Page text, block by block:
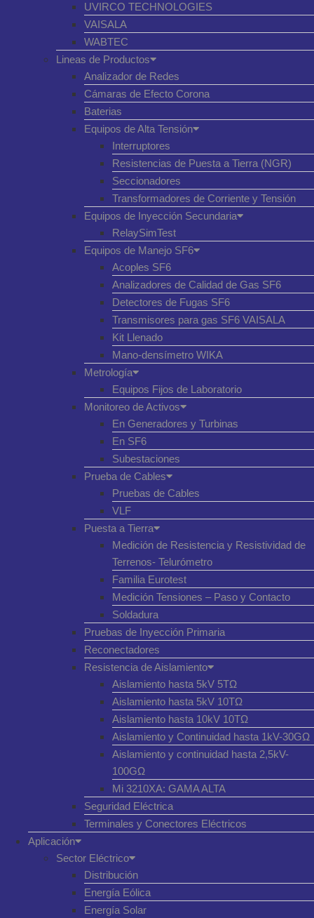
UVIRCO TECHNOLOGIES
VAISALA
WABTEC
Lineas de Productos
Analizador de Redes
Cámaras de Efecto Corona
Baterias
Equipos de Alta Tensión
Interruptores
Resistencias de Puesta a Tierra (NGR)
Seccionadores
Transformadores de Corriente y Tensión
Equipos de Inyección Secundaria
RelaySimTest
Equipos de Manejo SF6
Acoples SF6
Analizadores de Calidad de Gas SF6
Detectores de Fugas SF6
Transmisores para gas SF6 VAISALA
Kit Llenado
Mano-densímetro WIKA
Metrología
Equipos Fijos de Laboratorio
Monitoreo de Activos
En Generadores y Turbinas
En SF6
Subestaciones
Prueba de Cables
Pruebas de Cables
VLF
Puesta a Tierra
Medición de Resistencia y Resistividad de
Terrenos- Telurómetro
Familia Eurotest
Medición Tensiones – Paso y Contacto
Soldadura
Pruebas de Inyección Primaria
Reconectadores
Resistencia de Aislamiento
Aislamiento hasta 5kV 5TΩ
Aislamiento hasta 5kV 10TΩ
Aislamiento hasta 10kV 10TΩ
Aislamiento y Continuidad hasta 1kV-30GΩ
Aislamiento y continuidad hasta 2,5kV-
100GΩ
Mi 3210XA: GAMA ALTA
Seguridad Eléctrica
Terminales y Conectores Eléctricos
Aplicación
Sector Eléctrico
Distribución
Energía Eólica
Energía Solar